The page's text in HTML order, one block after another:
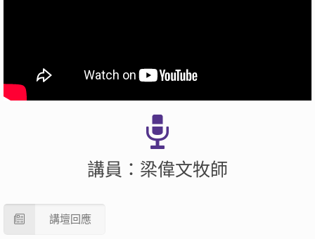
講員：梁偉文牧師
講壇回應